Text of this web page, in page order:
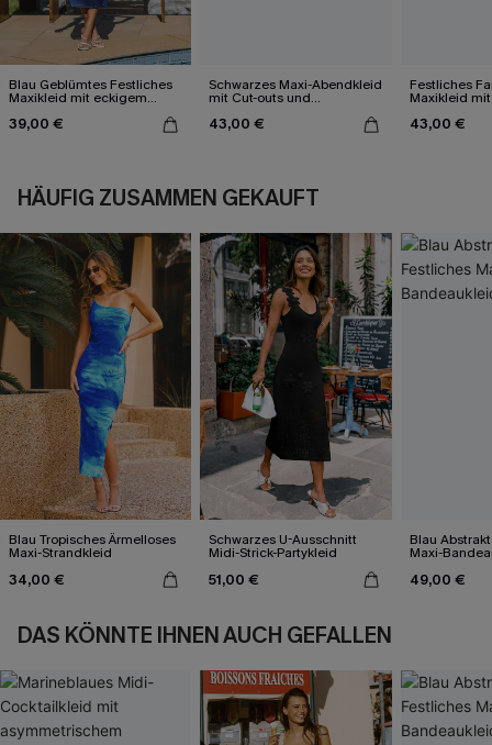
Blau Geblümtes Festliches
Maxikleid mit eckigem
39,00 €
Schwarzes Maxi-Abendkleid
mit Cut-outs und
43,00 €
Festliches
Maxikleid
43,00 €
HÄUFIG ZUSAMMEN GEKAUFT
Blau Tropisches Ärmelloses
Maxi-Strandkleid
34,00 €
Schwarzes U-Ausschnitt
Midi-Strick-Partykleid
51,00 €
Blau
Maxi-
49,00 €
DAS KÖNNTE IHNEN AUCH GEFALLEN